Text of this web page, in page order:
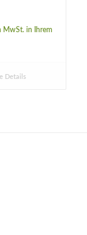
MwSt. in Ihrem
Details